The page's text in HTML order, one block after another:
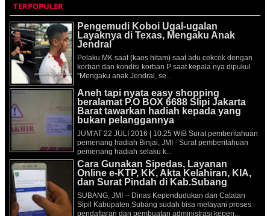
TERPOPULER
Pengemudi Koboi Ugal-ugalan
Layaknya di Texas, Mengaku Anak
Jendral
Pelaku MK saat (kaos hitam) saat adu cekcok dengan
korban dan kondisi korban P saat kepala nya dipukul
"Mengaku anak Jendral, se...
Aneh tapi nyata easy shopping
beralamat P.O BOX 6688 Slipi Jakarta
Barat tawarkan hadiah kepada yang
bukan pelanggannya
JUM'AT 22 JULI 2016 | 10:25 WIB Surat pemberitahuan
pemenang hadiah Binjai, JMI - Surat pemberitahuan
pemenang hadiah selaku k...
Cara Gunakan Sipedas, Layanan
Online e-KTP, KK, Akta Kelahiran, KIA,
dan Surat Pindah di Kab.Subang
SUBANG, JMI -- Dinas Kependudukan dan Catatan
Sipil Kabupaten Subang sudah bisa melayani proses
pendaftaran dan pembuatan administrasi kepen...